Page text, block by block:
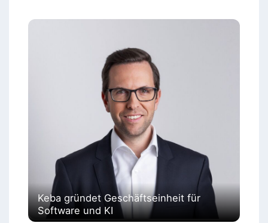
Keba gründet Geschäftseinheit für
Software und KI